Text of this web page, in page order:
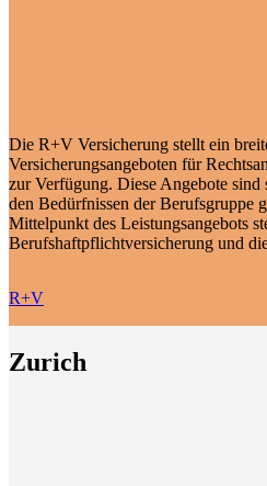
Die R+V Versicherung stellt ein
Versicherungsangeboten für
zur Verfügung. Diese Angebote sind
den Bedürfnissen der Berufsgruppe
Mittelpunkt des Leistungsangebots
Berufshaftpflichtversicherung und
R+V
Zurich